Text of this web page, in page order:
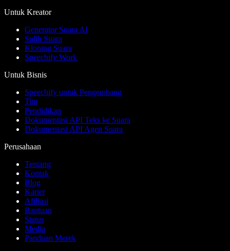
Untuk Kreator
Generator Suara AI
Sulih Suara
Kloning Suara
Speechify Work
Untuk Bisnis
Speechify untuk Pengembang
Tim
Pendidikan
Dokumentasi API Teks ke Suara
Dokumentasi API Agen Suara
Perusahaan
Tentang
Kontak
Blog
Karier
Afiliasi
Bantuan
Status
Media
Panduan Merek